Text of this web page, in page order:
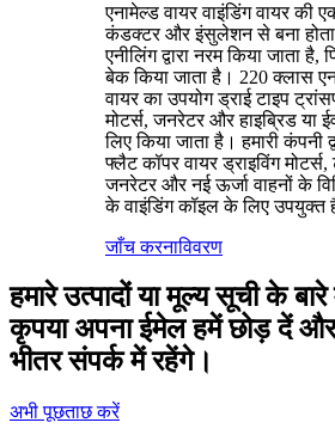
एनामेल्ड वायर वाइंडिंग वायर की
कंडक्टर और इंसुलेशन से बना
एनीलिंग द्वारा नरम किया जाता
बेक किया जाता है। 220 क्लास
वायर का उपयोग ड्राई टाइप
मोटर्स, जनरेटर और हाइब्रिड या
लिए किया जाता है। हमारी कंपनी
फ्लैट कॉपर वायर ड्राइविंग मोटर्स,
जनरेटर और नई ऊर्जा वाहनों के
के वाइंडिंग कॉइल के लिए उपयुक्त
जाँच करनाविवरण
हमारे उत्पादों या मूल्य सूची के
कृपया अपना ईमेल हमें छोड़ दें
भीतर संपर्क में रहेंगे।
अभी पूछताछ करें